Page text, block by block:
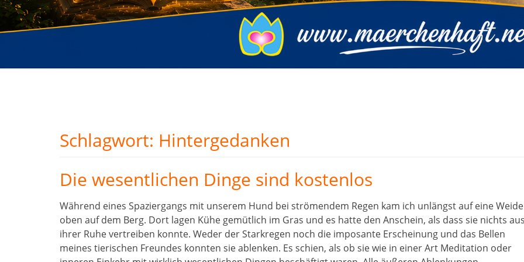
Schlagwort: Hintergedanken
Die wesentlichen Dinge sind kostenlos
Während eines Spaziergangs mit unserem Hund bei strömendem Regen kam ich unlängst auf eine Weide
oben auf dem Berg. Dort lagen Kühe gemütlich im Gras und es hatte den Anschein, als dass sie nichts
ihrer Ruhe vertreiben konnte. Weder der Starkregen noch die imposante Erscheinung und das Bellen
meines tierischen Freundes konnten sie ablenken. Es schien, als ob sie wie in einer Art Meditation oder